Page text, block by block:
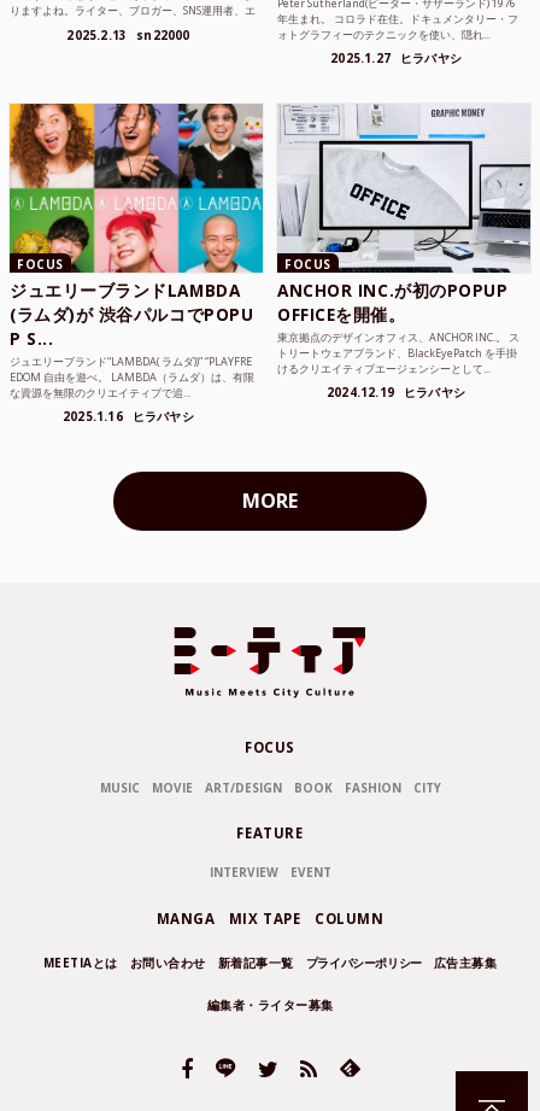
りますよね。ライター、ブロガー、SNS運用者、エ
2025.2.13 sn22000
Peter Sutherland(ピーター・サザーランド) 1976
年生まれ。 コロラド在住。ドキュメンタリー・フ
ォトグラフィーのテクニックを使い、隠れ...
2025.1.27 ヒラバヤシ
FOCUS
ジュエリーブランドLAMBDA
(ラムダ)が 渋谷パルコでPOPU
P S...
ジュエリーブランド“LAMBDA( ラムダ))” “PLAYFRE
EDOM 自由を遊べ。 LAMBDA（ラムダ）は、有限
な資源を無限のクリエイティブで追...
2025.1.16 ヒラバヤシ
FOCUS
ANCHOR INC.が初のPOPUP
OFFICEを開催。
東京拠点のデザインオフィス、ANCHOR INC.。 ス
トリートウェアブランド、BlackEyePatch を手掛
けるクリエイティブエージェンシーとして...
2024.12.19 ヒラバヤシ
MORE
FOCUS
MUSIC MOVIE ART/DESIGN BOOK FASHION CITY
FEATURE
INTERVIEW EVENT
MANGA MIX TAPE COLUMN
MEETIAとは お問い合わせ 新着記事一覧 プライバシーポリシー 広告主募集
編集者・ライター募集